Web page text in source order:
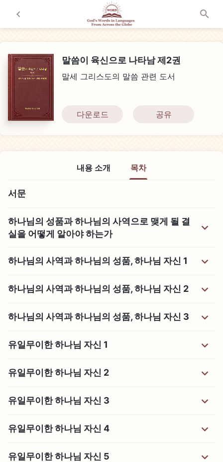
말씀이 육신으로 나타남 제2권
말세 그리스도의 말씀 관련 도서
다운로드 공유
내용 소개 목차
서문
하나님의 성품과 하나님의 사역으로 맺게 될 결
실을 어떻게 알아야 하는가
하나님의 사역과 하나님의 성품, 하나님 자신 1
하나님의 사역과 하나님의 성품, 하나님 자신 2
하나님의 사역과 하나님의 성품, 하나님 자신 3
유일무이한 하나님 자신 1
유일무이한 하나님 자신 2
유일무이한 하나님 자신 3
유일무이한 하나님 자신 4
유일무이한 하나님 자신 5